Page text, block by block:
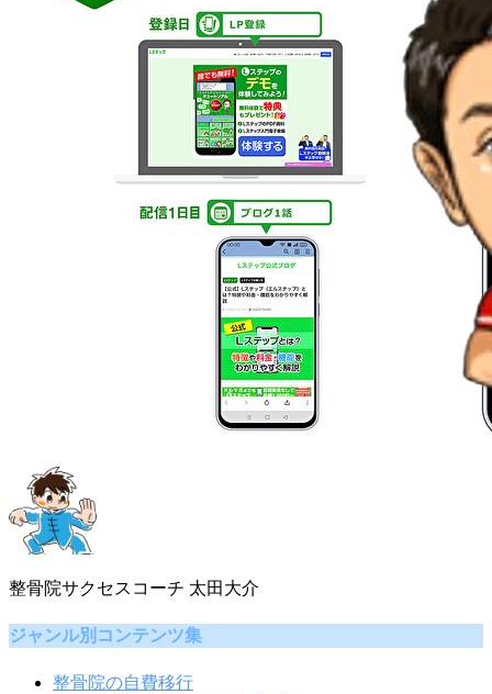
整骨院サクセスコーチ 太田大介
ジャンル別コンテンツ集
整骨院の自費移行